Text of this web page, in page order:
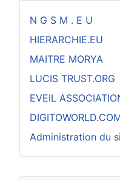
N G S M . E U
HIERARCHIE.EU
MAITRE MORYA
LUCIS TRUST.ORG
EVEIL
Administration du